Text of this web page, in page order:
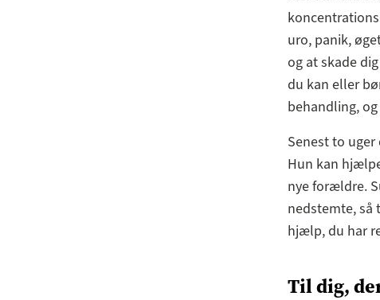
uro, panik,
og at skade
du kan eller
behandling,
Senest to
Hun kan
nye forældre.
nedstemte, så
hjælp, du har
Til dig,